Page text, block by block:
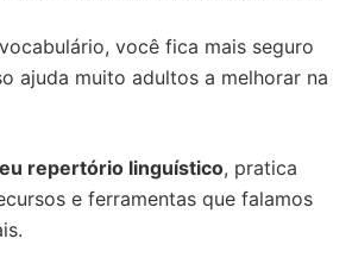
vocabulário, você fica mais seguro
ajuda muito adultos a melhorar na
repertório linguístico, pratica
e ferramentas que falamos